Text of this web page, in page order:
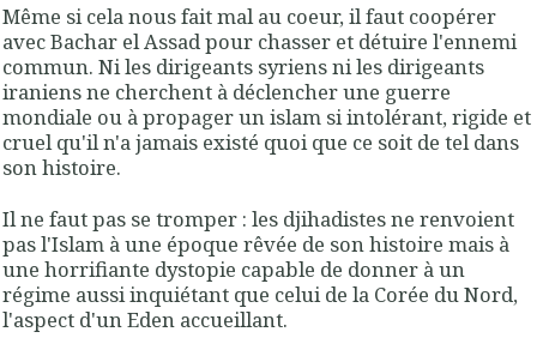
Même si cela nous fait mal au coeur, il faut coopérer
avec Bachar el Assad pour chasser et détuire l'ennemi
commun. Ni les dirigeants syriens ni les dirigeants
iraniens ne cherchent à déclencher une guerre
mondiale ou à propager un islam si intolérant, rigide et
cruel qu'il n'a jamais existé quoi que ce soit de tel dans
son histoire.
Il ne faut pas se tromper : les djihadistes ne renvoient
pas l'Islam à une époque rêvée de son histoire mais à
une horrifiante dystopie capable de donner à un
régime aussi inquiétant que celui de la Corée du Nord,
l'aspect d'un Eden accueillant.